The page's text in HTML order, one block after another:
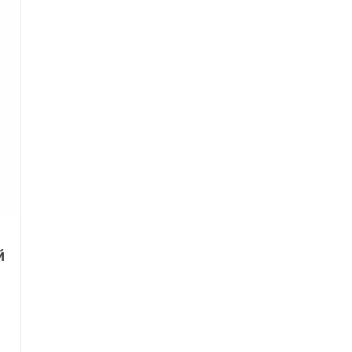
цена составляла €19.32.
€9.66.